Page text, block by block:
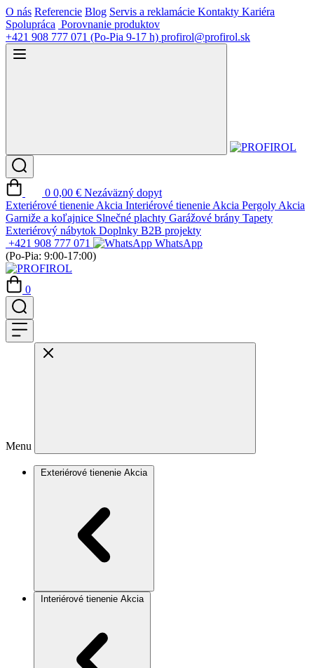
O nás Referencie Blog Servis a reklamácie Kontakty Kariéra
Spolupráca Porovnanie produktov
+421 908 777 071 (Po-Pia 9-17 h) profirol@profirol.sk
0 0,00 € Nezáväzný dopyt
Exteriérové tienenie Akcia Interiérové tienenie Akcia Pergoly Akcia
Garniže a koľajnice Slnečné plachty Garážové brány Tapety
Exteriérový nábytok Doplnky B2B projekty
+421 908 777 071
WhatsApp
(Po-Pia: 9:00-17:00)
0
Menu
Exteriérové tienenie Akcia
Interiérové tienenie Akcia